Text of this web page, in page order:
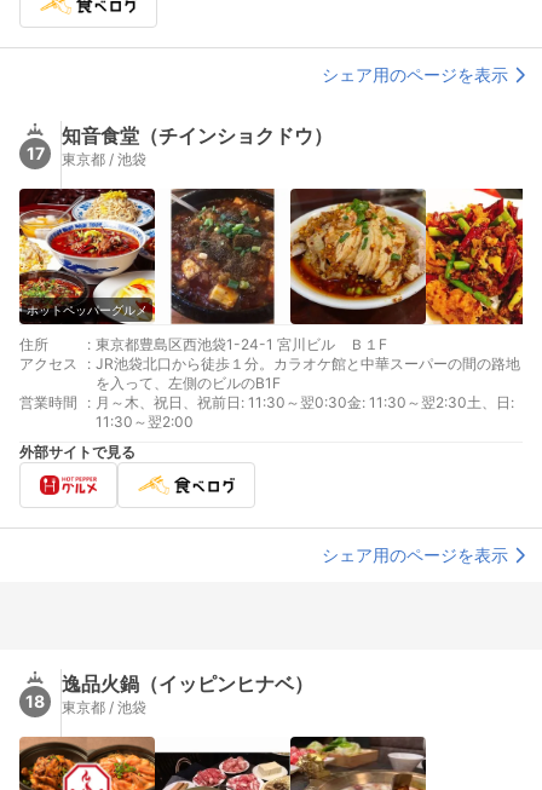
シェア用のページを表示
17
知音食堂（チインショクドウ）
東京都 / 池袋
ホットペッパーグルメ
住所 : 東京都豊島区西池袋1-24-1 宮川ビル Ｂ１F
アクセス
: JR池袋北口から徒歩１分。カラオケ館と中華スーパーの間の路地
を入って、左側のビルのB1F
営業時間
: 月～木、祝日、祝前日: 11:30～翌0:30金: 11:30～翌2:30土、日:
11:30～翌2:00
外部サイトで見る
シェア用のページを表示
18
逸品火鍋（イッピンヒナベ）
東京都 / 池袋